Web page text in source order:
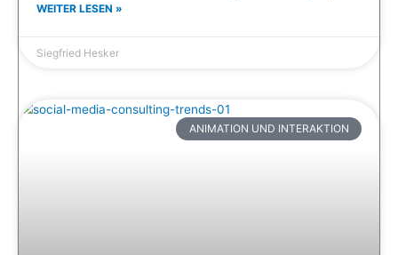
WEITER LESEN »
Siegfried Hesker
ANIMATION UND INTERAKTION